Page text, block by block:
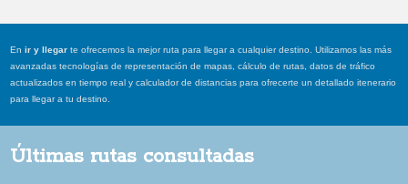
Enir y llegar te ofrecemos la mejor ruta para llegar a cualquier destino. Utilizamos las más
avanzadas tecnologías de representación de mapas, cálculo de rutas, datos de tráfico
actualizados en tiempo real y calculador de distancias para ofrecerte un detallado itenerario
para llegar a tu destino.
Últimas rutas consultadas